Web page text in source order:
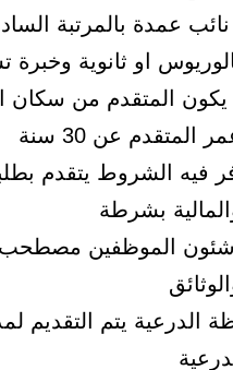
عمدة بالمرتبة
او ثانوية
يكون المتقدم من سكان
المتقدم عن 30 سنة
فيه الشروط يتقدم
والمالية بشرطة
/شئون الموظفين
الدرعية يتم التقديم